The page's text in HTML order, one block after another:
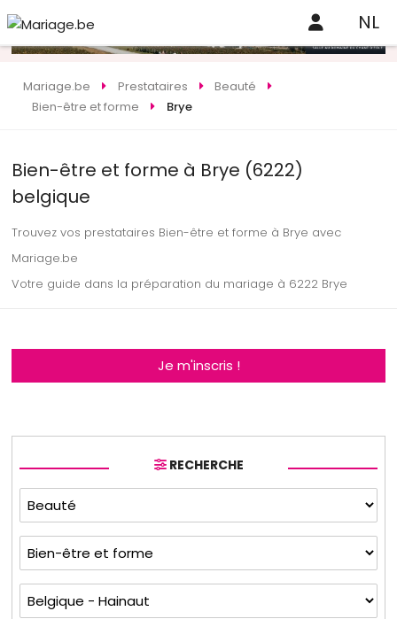
NL
Mariage.be Prestataires
Beauté
Bien-être et forme
Brye
Bien-être et forme à Brye (6222)
belgique
Trouvez vos prestataires Bien-être et forme à Brye avec
Mariage.be
Votre guide dans la préparation du mariage à 6222 Brye
Je m'inscris !
RECHERCHE